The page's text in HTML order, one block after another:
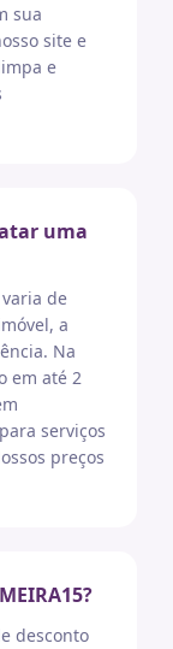
sua
site e
e
uma
de
a
Na
em até 2
serviços
preços
desconto